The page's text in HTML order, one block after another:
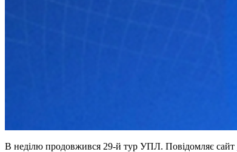
В неділю продовжився 29-й тур УПЛ. Повідомляє сайт